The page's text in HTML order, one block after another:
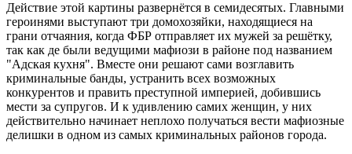
Действие этой картины развернётся в семидесятых. Главными
героинями выступают три домохозяйки, находящиеся на
грани отчаяния, когда ФБР отправляет их мужей за решётку,
так как де были ведущими мафиози в районе под названием
"Адская кухня". Вместе они решают сами возглавить
криминальные банды, устранить всех возможных
конкурентов и править преступной империей, добившись
мести за супругов. И к удивлению самих женщин, у них
действительно начинает неплохо получаться вести мафиозные
делишки в одном из самых криминальных районов города.